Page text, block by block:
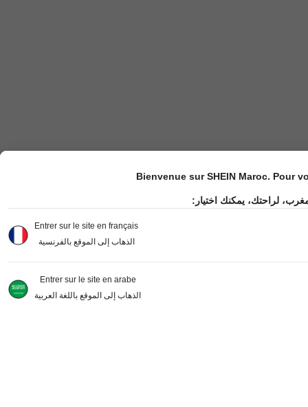
Bienvenue sur SHEIN Maroc. Pour
لراحتك، يمكنك اختيار:
Entrer sur le site en français
الذهاب إلى الموقع بالفرنسية
Entrer sur le site en arabe
الذهاب إلى الموقع باللغة العربية